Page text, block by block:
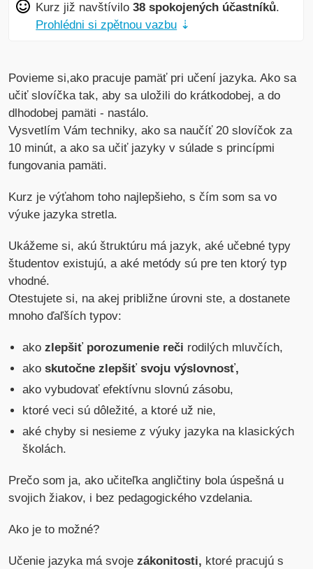
Kurz již navštívilo38 spokojených účastníků.
Prohlédni si zpětnou vazbu ⇣
Povieme si,ako pracuje pamäť pri učení jazyka. Ako sa
učiť slovíčka tak, aby sa uložili do krátkodobej, a do
dlhodobej pamäti - nastálo.
Vysvetlím Vám techniky, ako sa naučíť 20 slovíčok za
10 minút, a ako sa učiť jazyky v súlade s princípmi
fungovania pamäti.
Kurz je výťahom toho najlepšieho, s čím som sa vo
výuke jazyka stretla.
Ukážeme si, akú štruktúru má jazyk, aké učebné typy
študentov existujú, a aké metódy sú pre ten ktorý typ
vhodné.
Otestujete si, na akej približne úrovni ste, a dostanete
mnoho ďaľších typov:
akozlepšiť porozumenie reči rodilých mluvčích,
ako skutočne zlepšiť svoju výslovnosť,
ako vybudovať efektívnu slovnú zásobu,
ktoré veci sú dôležité, a ktoré už nie,
aké chyby si nesieme z výuky jazyka na klasických
školách.
Prečo som ja, ako učiteľka angličtiny bola úspešná u
svojich žiakov, i bez pedagogického vzdelania.
Ako je to možné?
Učenie jazyka má svojezákonitosti, ktoré pracujú s